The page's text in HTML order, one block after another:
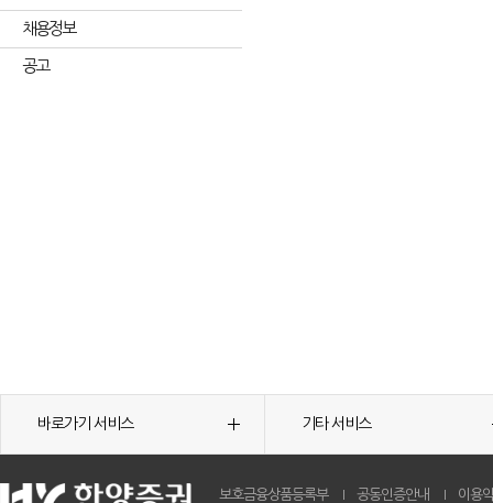
채용정보
공고
바로가기 서비스 기타 서비스
보호금융상품등록부 공동인증안내 이용